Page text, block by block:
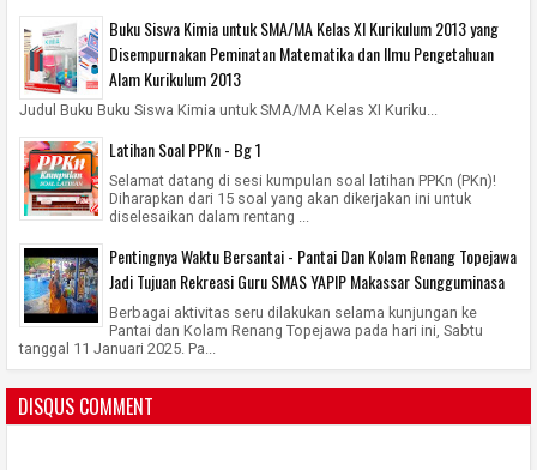
Buku Siswa Kimia untuk SMA/MA Kelas XI Kurikulum 2013 yang
Disempurnakan Peminatan Matematika dan Ilmu Pengetahuan
Alam Kurikulum 2013
Judul Buku Buku Siswa Kimia untuk SMA/MA Kelas XI Kuriku...
Latihan Soal PPKn - Bg 1
Selamat datang di sesi kumpulan soal latihan PPKn (PKn)!
Diharapkan dari 15 soal yang akan dikerjakan ini untuk
diselesaikan dalam rentang ...
Pentingnya Waktu Bersantai - Pantai Dan Kolam Renang Topejawa
Jadi Tujuan Rekreasi Guru SMAS YAPIP Makassar Sungguminasa
Berbagai aktivitas seru dilakukan selama kunjungan ke
Pantai dan Kolam Renang Topejawa pada hari ini, Sabtu
tanggal 11 Januari 2025. Pa...
DISQUS COMMENT